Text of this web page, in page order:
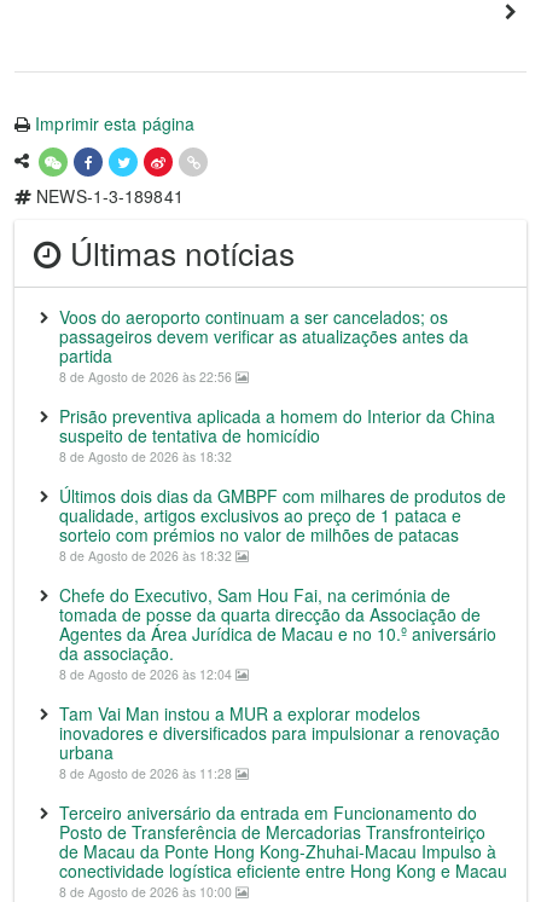
Imprimir esta página
NEWS-1-3-189841
Últimas notícias
Voos do aeroporto continuam a ser cancelados; os
passageiros devem verificar as atualizações antes da
partida
8 de Agosto de 2026 às 22:56
Prisão preventiva aplicada a homem do Interior da China
suspeito de tentativa de homicídio
8 de Agosto de 2026 às 18:32
Últimos dois dias da GMBPF com milhares de produtos de
qualidade, artigos exclusivos ao preço de 1 pataca e
sorteio com prémios no valor de milhões de patacas
8 de Agosto de 2026 às 18:32
Chefe do Executivo, Sam Hou Fai, na cerimónia de
tomada de posse da quarta direcção da Associação de
Agentes da Área Jurídica de Macau e no 10.º aniversário
da associação.
8 de Agosto de 2026 às 12:04
Tam Vai Man instou a MUR a explorar modelos
inovadores e diversificados para impulsionar a renovação
urbana
8 de Agosto de 2026 às 11:28
Terceiro aniversário da entrada em Funcionamento do
Posto de Transferência de Mercadorias Transfronteiriço
de Macau da Ponte Hong Kong-Zhuhai-Macau Impulso à
conectividade logística eficiente entre Hong Kong e Macau
8 de Agosto de 2026 às 10:00